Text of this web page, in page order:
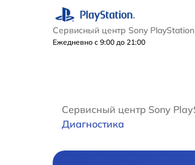
Сервисный центр Sony PlayStation
Ежедневно с 9:00 до 21:00
Сервисный центр Sony
Диагностика